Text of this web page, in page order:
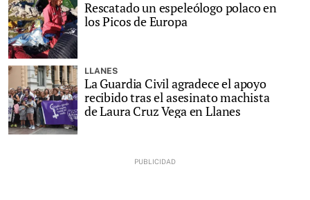
Rescatado un espeleólogo polaco en
los Picos de Europa
LLANES
La Guardia Civil agradece el apoyo
recibido tras el asesinato machista
de Laura Cruz Vega en Llanes